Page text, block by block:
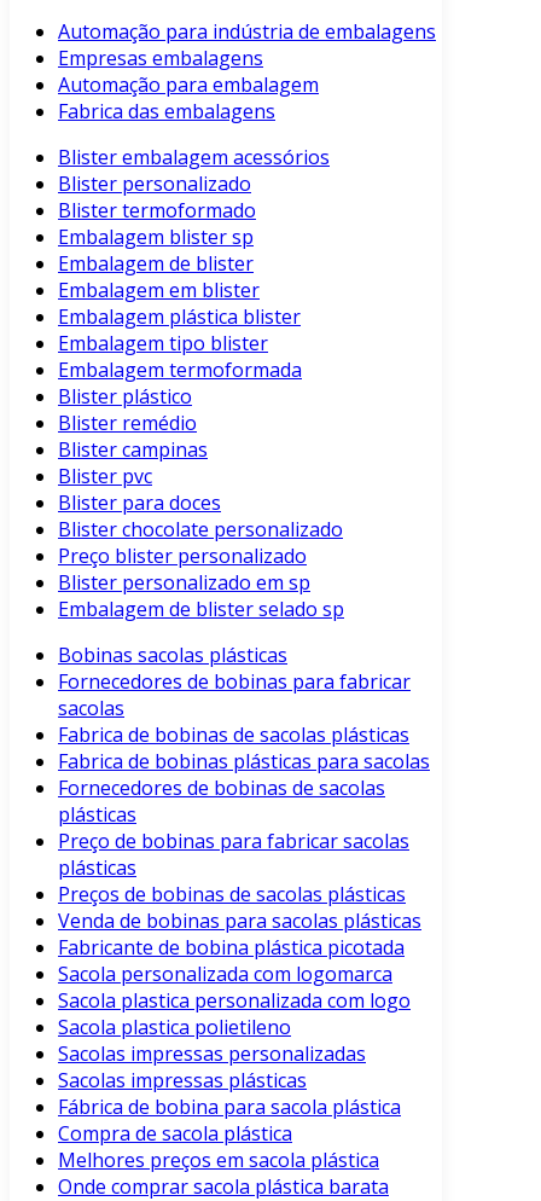
Automação para indústria de embalagens
Empresas embalagens
Automação para embalagem
Fabrica das embalagens
Blister embalagem acessórios
Blister personalizado
Blister termoformado
Embalagem blister sp
Embalagem de blister
Embalagem em blister
Embalagem plástica blister
Embalagem tipo blister
Embalagem termoformada
Blister plástico
Blister remédio
Blister campinas
Blister pvc
Blister para doces
Blister chocolate personalizado
Preço blister personalizado
Blister personalizado em sp
Embalagem de blister selado sp
Bobinas sacolas plásticas
Fornecedores de bobinas para fabricar
sacolas
Fabrica de bobinas de sacolas plásticas
Fabrica de bobinas plásticas para sacolas
Fornecedores de bobinas de sacolas
plásticas
Preço de bobinas para fabricar sacolas
plásticas
Preços de bobinas de sacolas plásticas
Venda de bobinas para sacolas plásticas
Fabricante de bobina plástica picotada
Sacola personalizada com logomarca
Sacola plastica personalizada com logo
Sacola plastica polietileno
Sacolas impressas personalizadas
Sacolas impressas plásticas
Fábrica de bobina para sacola plástica
Compra de sacola plástica
Melhores preços em sacola plástica
Onde comprar sacola plástica barata